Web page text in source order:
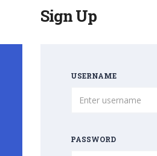
Sign Up
USERNAME
PASSWORD